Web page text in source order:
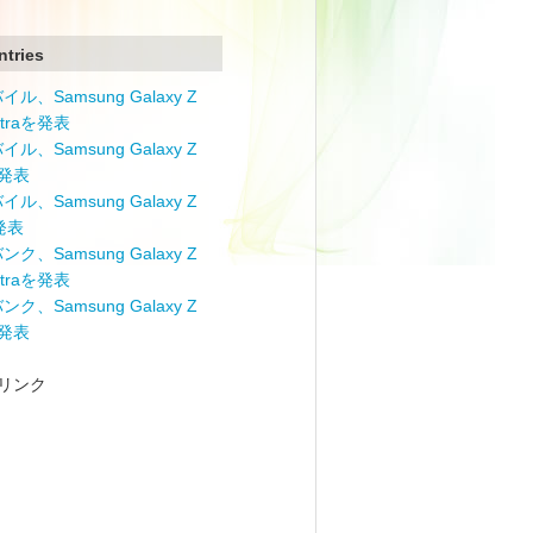
ル、Samsung Galaxy Z
を発表
ル、Samsung Galaxy Z
表
ル、Samsung Galaxy Z
表
ク、Samsung Galaxy Z
を発表
ク、Samsung Galaxy Z
表
ンク